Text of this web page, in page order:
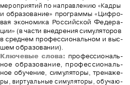
мероприятий по направлению «Кадры
и образование» программы «Цифро-
вая экономика Российской Федера-
ции» (в части внедрения симуляторов
в среднем профессиональном и выс-
шем образовании).
Ключевые слова: профессиональ-
ное образование, профессиональ-
ное обучение, симуляторы, тренаже-
ры, виртуальные симуляторы, обучаю-